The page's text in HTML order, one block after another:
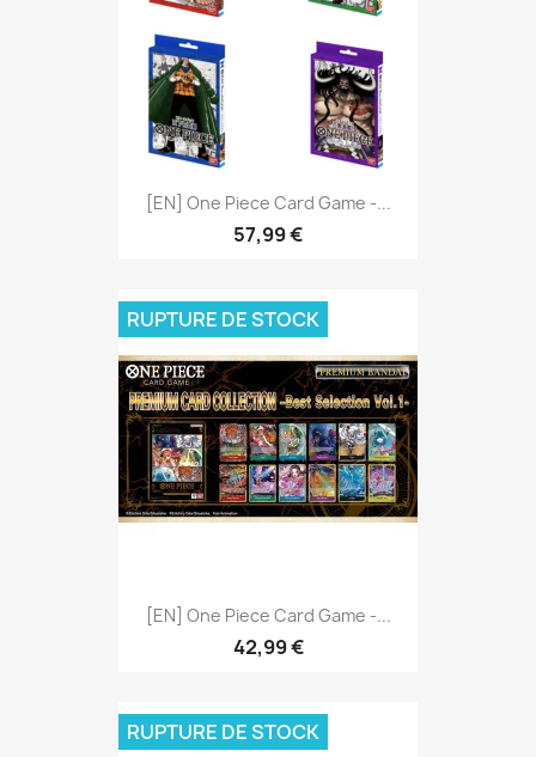
[EN] One Piece Card Game -...
57,99 €
[EN] One Piece Card Game -...
42,99 €
RUPTURE DE STOCK
RUPTURE DE STOCK